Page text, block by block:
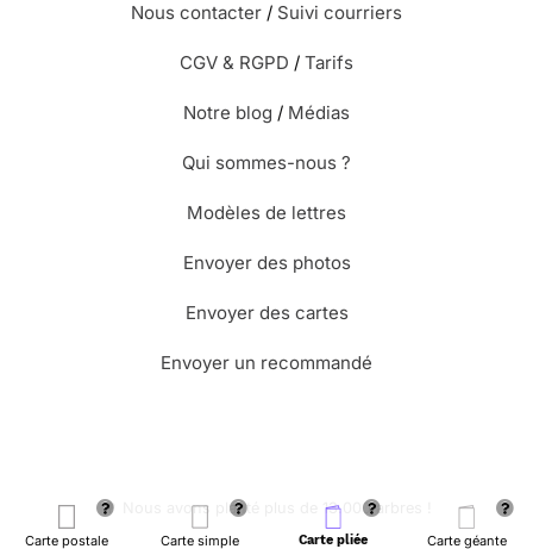
Carte postale Carte simple Carte pliée Carte géante
Nous contacter / Suivi courriers
CGV & RGPD / Tarifs
Notre blog / Médias
Qui sommes-nous ?
Modèles de lettres
Envoyer des photos
Envoyer des cartes
Envoyer un recommandé
🌳 Nous avons planté plus de 13.000 arbres !